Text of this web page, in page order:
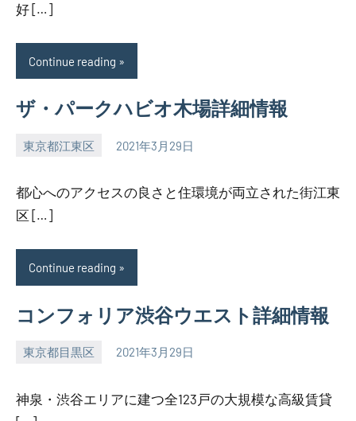
好 […]
Continue reading
ザ・パークハビオ木場詳細情報
東京都江東区 2021年3月29日
SEZIMO
都心へのアクセスの良さと住環境が両立された街江東
区 […]
Continue reading
コンフォリア渋谷ウエスト詳細情報
東京都目黒区 2021年3月29日
SEZIMO
神泉・渋谷エリアに建つ全123戸の大規模な高級賃貸